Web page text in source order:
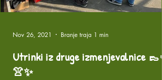
Utrinki iz druge izmenjevalnice 👞♻️
👚✨
Nov 26, 2021 Branje traja 1 min